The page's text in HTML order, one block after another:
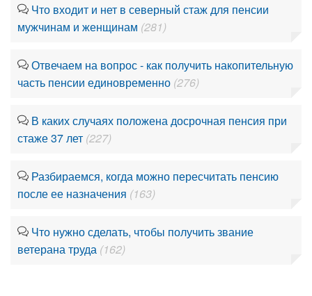
Что входит и нет в северный стаж для пенсии
мужчинам и женщинам (281)
Отвечаем на вопрос - как получить накопительную
часть пенсии единовременно (276)
В каких случаях положена досрочная пенсия при
стаже 37 лет (227)
Разбираемся, когда можно пересчитать пенсию
после ее назначения (163)
Что нужно сделать, чтобы получить звание
ветерана труда (162)